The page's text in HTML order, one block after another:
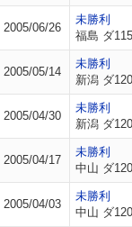
2005/06/26
未勝利
福島 ダ
2005/05/14
未勝利
新潟 ダ
2005/04/30
未勝利
新潟 ダ
2005/04/17
未勝利
中山 ダ
2005/04/03
未勝利
中山 ダ